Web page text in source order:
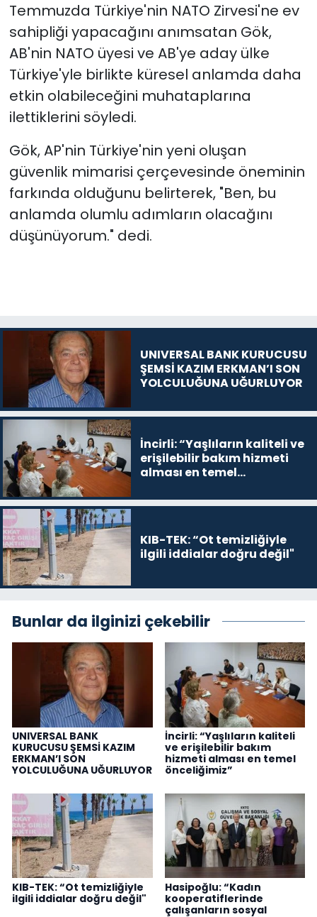
Temmuzda Türkiye'nin NATO Zirvesi'ne ev
sahipliği yapacağını anımsatan Gök,
AB'nin NATO üyesi ve AB'ye aday ülke
Türkiye'yle birlikte küresel anlamda daha
etkin olabileceğini muhataplarına
ilettiklerini söyledi.
Gök, AP'nin Türkiye'nin yeni oluşan
güvenlik mimarisi çerçevesinde öneminin
farkında olduğunu belirterek, "Ben, bu
anlamda olumlu adımların olacağını
düşünüyorum." dedi.
UNIVERSAL BANK KURUCUSU
ŞEMSİ KAZIM ERKMAN’I SON
YOLCULUĞUNA UĞURLUYOR
İncirli: “Yaşlıların kaliteli ve
erişilebilir bakım hizmeti
alması en temel
KIB-TEK: “Ot temizliğiyle
ilgili iddialar doğru değil"
Bunlar da ilginizi çekebilir
UNIVERSAL BANK
KURUCUSU ŞEMSİ KAZIM
ERKMAN’I SON
YOLCULUĞUNA UĞURLUYOR
İncirli: “Yaşlıların kaliteli
ve erişilebilir bakım
hizmeti alması en temel
önceliğimiz”
KIB-TEK: “Ot temizliğiyle
ilgili iddialar doğru değil"
Hasipoğlu: “Kadın
kooperatiflerinde
çalışanların sosyal